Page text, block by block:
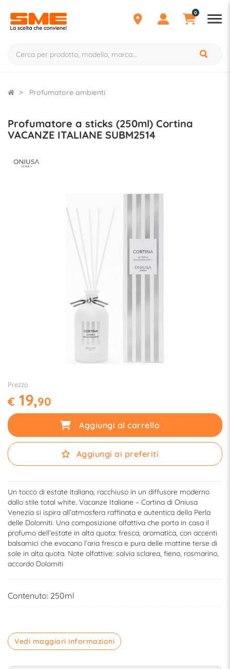
0
Profumatore ambienti
Profumatore a sticks (250ml) Cortina
VACANZE ITALIANE SUBM2514
Prezzo
€ 19,90
Aggiungi al carrello
Aggiungi ai preferiti
Un tocco di estate italiana, racchiuso in un diffusore moderno
dallo stile total white. Vacanze Italiane – Cortina di Oniusa
Venezia si ispira all’atmosfera raffinata e autentica della Perla
delle Dolomiti. Una composizione olfattiva che porta in casa il
profumo dell’estate in alta quota: fresca, aromatica, con accenti
balsamici che evocano l’aria fresca e pura delle mattine terse di
sole in alta quota. Note olfattive: salvia sclarea, fieno, rosmarino,
accordo Dolomiti
Contenuto: 250ml
Vedi maggiori informazioni